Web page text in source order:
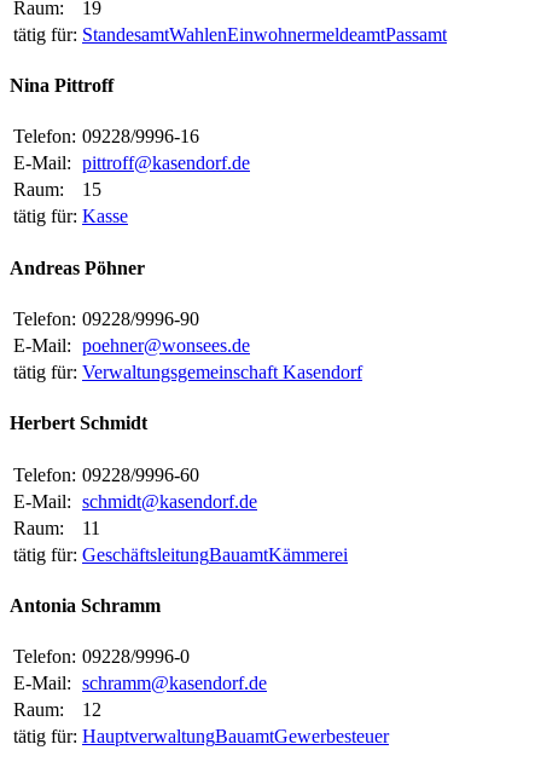
Raum:
19
tätig für: StandesamtWahlenEinwohnermeldeamtPassamt
Nina Pittroff
Telefon: 09228/9996-16
E-Mail: pittroff@kasendorf.de
Raum:
15
tätig für: Kasse
Andreas Pöhner
Telefon: 09228/9996-90
E-Mail: poehner@wonsees.de
tätig für: Verwaltungsgemeinschaft Kasendorf
Herbert Schmidt
Telefon: 09228/9996-60
E-Mail: schmidt@kasendorf.de
Raum:
11
tätig für: GeschäftsleitungBauamtKämmerei
Antonia Schramm
Telefon: 09228/9996-0
E-Mail: schramm@kasendorf.de
Raum:
12
tätig für: HauptverwaltungBauamtGewerbesteuer